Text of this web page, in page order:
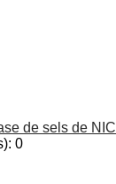
de sels de NIC
0